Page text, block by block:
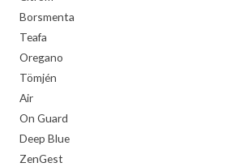
Borsmenta
Teafa
Oregano
Tömjén
Air
On Guard
Deep Blue
ZenGest